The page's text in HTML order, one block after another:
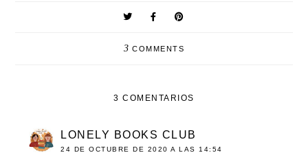
3 COMMENTS
3 COMENTARIOS
LONELY BOOKS CLUB
24 DE OCTUBRE DE 2020 A LAS 14:54